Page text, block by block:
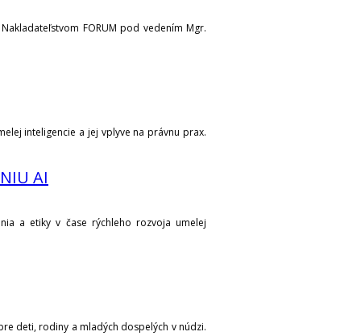
FORUM pod vedením Mgr.
inteligencie a jej vplyve na právnu prax.
AI
a etiky v čase rýchleho rozvoja umelej
deti, rodiny a mladých dospelých v núdzi.